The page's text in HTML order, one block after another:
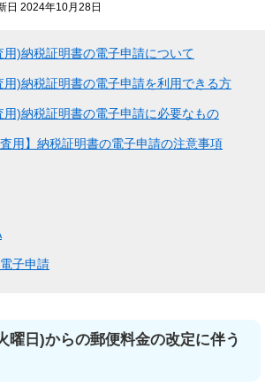
日 2024年10月28日
用)納税証明書の電子申請について
)納税証明書の電子申請を利用できる方
)納税証明書の電子申請に必要なもの
用】納税証明書の電子申請の注意事項
子申請
曜日)からの郵便料金の改定に伴う